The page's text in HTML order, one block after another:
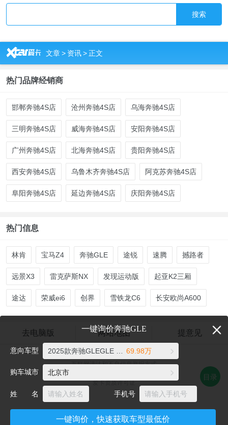
搜索
R 文章> 资讯>正文
热门品牌经销商
邯郸奔驰4S店 沧州奔驰4S店 乌海奔驰4S店
三明奔驰4S店 威海奔驰4S店 安阳奔驰4S店
广州奔驰4S店 北海奔驰4S店 贵阳奔驰4S店
西安奔驰4S店 乌鲁木齐奔驰4S店 阿克苏奔驰4S店
阜阳奔驰4S店 延边奔驰4S店 庆阳奔驰4S店
热门信息
林肯 宝马Z4 奔驰GLE 途锐 速腾 撼路者
远景X3 雷克萨斯NX 发现运动版 起亚K2三厢
途达 荣威ei6 创界 雪铁龙C6 长安欧尚A600
去电脑版 网站地图 提意见
爱卡汽车©2026 xcar.com.cn
互联网违法和不良信息举报方式
电话：021-56776072 邮箱：auto@xcar.com
爱卡资质许可证
目录
一键询价奔驰GLE
意向车型 69.98万
购车城市 北京市
姓 名 手机号
一键询价，快速获取车型最低价